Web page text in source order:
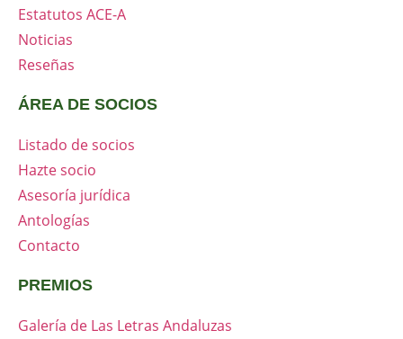
Estatutos ACE-A
Noticias
Reseñas
ÁREA DE SOCIOS
Listado de socios
Hazte socio
Asesoría jurídica
Antologías
Contacto
PREMIOS
Galería de Las Letras Andaluzas